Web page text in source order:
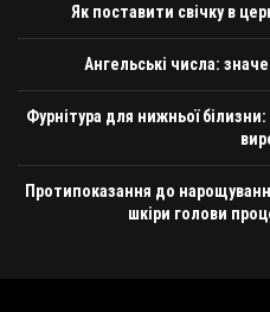
Як поставити свічку в
Ангельські числа:
Фурнітура для нижньої
Протипоказання до
шкіри голови